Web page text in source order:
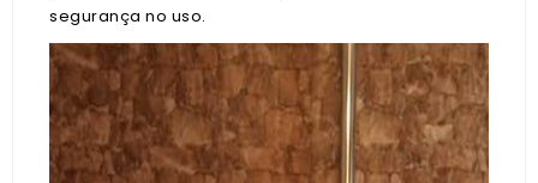
segurança no uso.